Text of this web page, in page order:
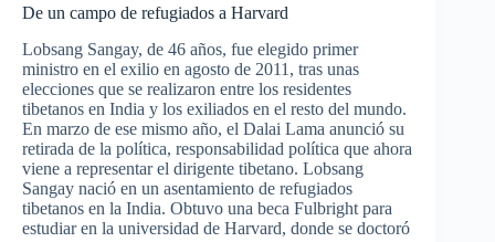
De un campo de refugiados a Harvard
Lobsang Sangay, de 46 años, fue elegido primer
ministro en el exilio en agosto de 2011, tras unas
elecciones que se realizaron entre los residentes
tibetanos en India y los exiliados en el resto del mundo.
En marzo de ese mismo año, el Dalai Lama anunció su
retirada de la política, responsabilidad política que ahora
viene a representar el dirigente tibetano. Lobsang
Sangay nació en un asentamiento de refugiados
tibetanos en la India. Obtuvo una beca Fulbright para
estudiar en la universidad de Harvard, donde se doctoró